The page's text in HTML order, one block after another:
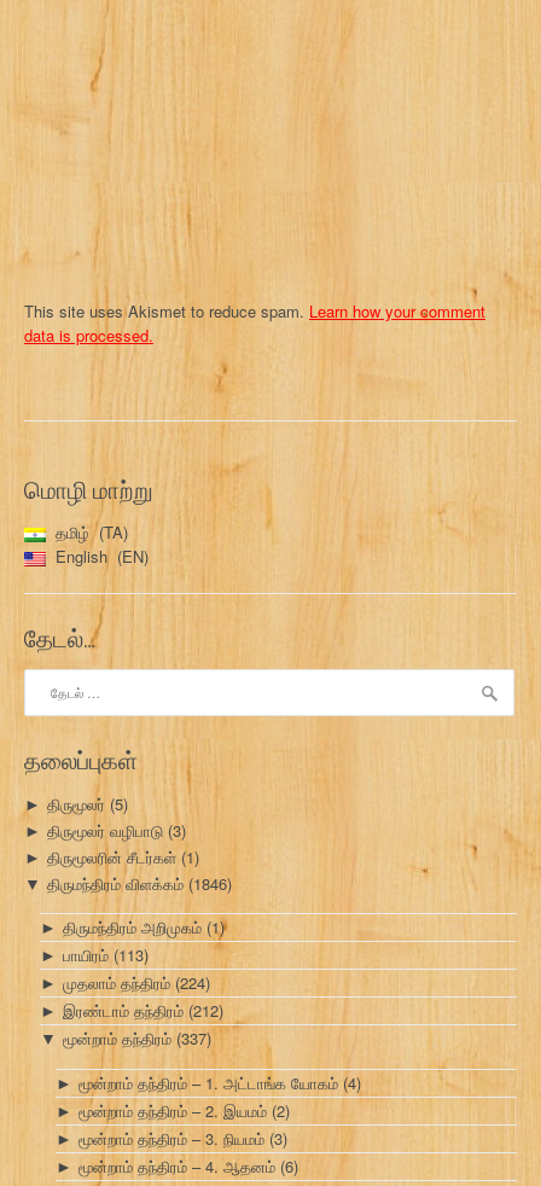
o
n
This site uses Akismet to reduce spam. Learn how your comment
data is processed.
மொழி மாற்று
தமிழ்
TA
English
EN
தேடல்…
தேடு:
தலைப்புகள்
► திருமூலர் (5)
► திருமூலர் வழிபாடு (3)
► திருமூலரின் சீடர்கள் (1)
▼ திருமந்திரம் விளக்கம் (1846)
► திருமந்திரம் அறிமுகம் (1)
► பாயிரம் (113)
► முதலாம் தந்திரம் (224)
► இரண்டாம் தந்திரம் (212)
▼ மூன்றாம் தந்திரம் (337)
► மூன்றாம் தந்திரம் – 1. அட்டாங்க யோகம் (4)
► மூன்றாம் தந்திரம் – 2. இயமம் (2)
► மூன்றாம் தந்திரம் – 3. நியமம் (3)
► மூன்றாம் தந்திரம் – 4. ஆதனம் (6)